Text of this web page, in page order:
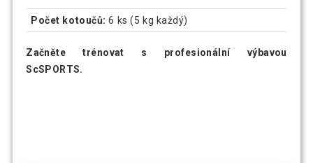
Počet kotoučů: 6 ks (5 kg každý)
Začněte trénovat s profesionální výbavou
ScSPORTS.